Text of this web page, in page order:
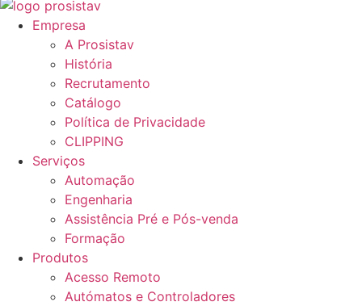
Empresa
A Prosistav
História
Recrutamento
Catálogo
Política de Privacidade
CLIPPING
Serviços
Automação
Engenharia
Assistência Pré e Pós-venda
Formação
Produtos
Acesso Remoto
Autómatos e Controladores